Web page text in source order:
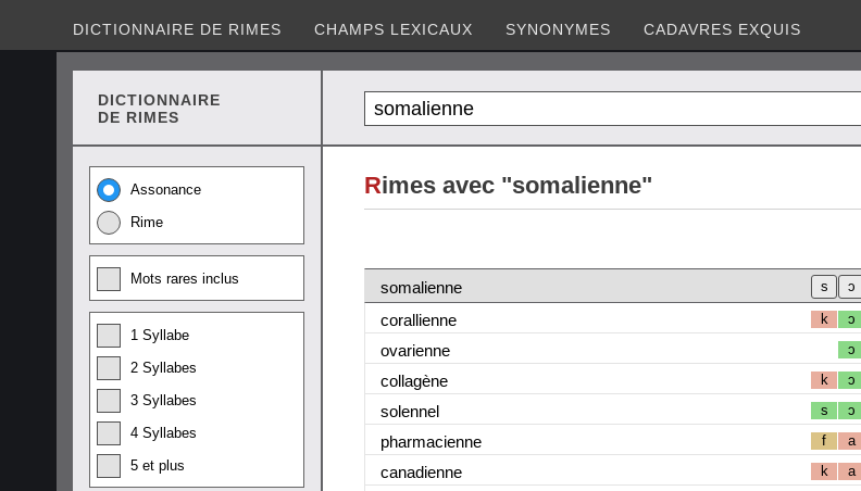
DICTIONNAIRE DE RIMES CHAMPS LEXICAUX SYNONYMES CADAVRES EXQUIS
DICTIONNAIRE
DE RIMES
Assonance
Rime
Mots rares inclus
1 Syllabe
2 Syllabes
3 Syllabes
4 Syllabes
5 et plus
Rimes avec "somalienne"
somalienne
corallienne
k ɔ
ovarienne ɔ
collagène k ɔ
solennel s ɔ
pharmacienne f a
canadienne k a